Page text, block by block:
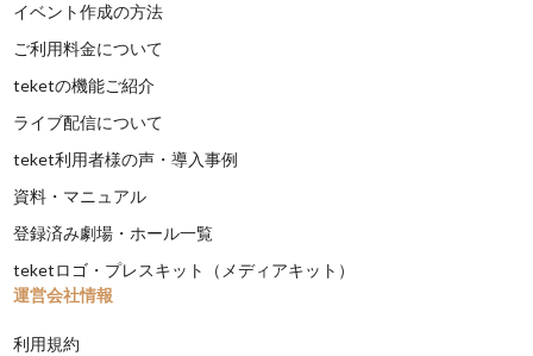
イベント作成の方法
ご利用料金について
teketの機能ご紹介
ライブ配信について
teket利用者様の声・導入事例
資料・マニュアル
登録済み劇場・ホール一覧
teketロゴ・プレスキット（メディアキット）
運営会社情報
利用規約